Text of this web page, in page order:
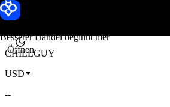
Besserer Handel beginnt hier
Öffnen
Just a chill guy Kurs
CHILLGUY
USD
--